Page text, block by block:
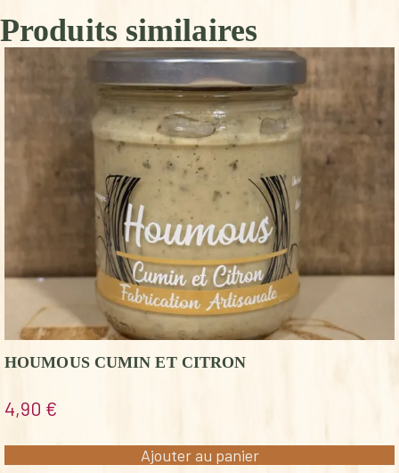
Produits similaires
HOUMOUS CUMIN ET CITRON
4,90 €
Ajouter au panier